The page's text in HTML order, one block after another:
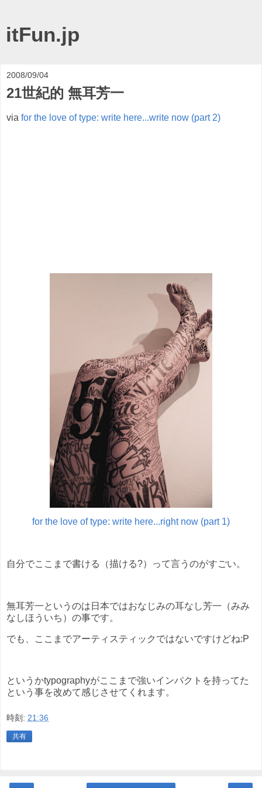
itFun.jp
2008/09/04
21世紀的 無耳芳一
via for the love of type: write here...write now (part 2)
for the love of type: write here...right now (part 1)
自分でここまで書ける（描ける?）って言うのがすごい。
無耳芳一というのは日本ではおなじみの耳なし芳一（みみ
なしほういち）の事です。
でも、ここまでアーティスティックではないですけどね:P
というかtypographyがここまで強いインパクトを持ってた
という事を改めて感じさせてくれます。
時刻: 21:36
共有